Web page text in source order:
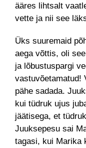
ääres lihtsalt
vette ja nii see
Üks suuremaid
aega võttis, oli
ja lõbustuspargi
vastuvõetamatud!
pähe sadada.
kui tüdruk ujus
jäätisega, et
Juuksepesu sai
tagasi, kui Marika